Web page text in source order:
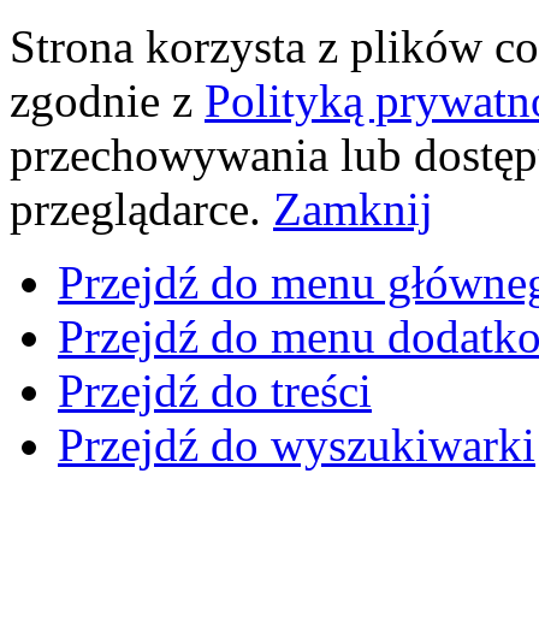
Strona korzysta z plików
zgodnie z Polityką
przechowywania lub
przeglądarce. Zamknij
Przejdź do menu
Przejdź do menu
Przejdź do treści
Przejdź do wyszukiwarki